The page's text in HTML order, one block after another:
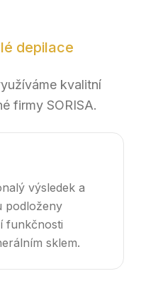
depilace
kvalitní
firmy SORISA.
výsledek a
podloženy
funkčnosti
sklem.